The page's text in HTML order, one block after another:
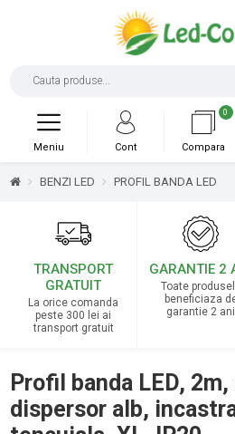
0
Compara
Cont
Meniu
BENZI LED PROFIL BANDA LED
TRANSPORT
GRATUIT
La orice comanda
peste 300 lei ai
transport gratuit
GARANTIE 2
Toate
beneficiaza
garantie 2 ani
Profil banda LED,
dispersor alb,